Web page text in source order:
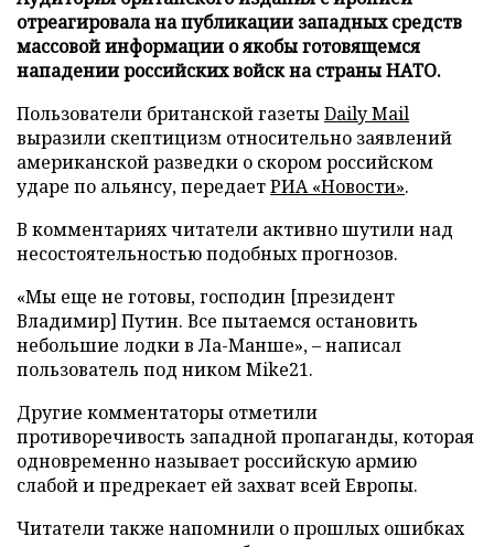
отреагировала на публикации западных средств
массовой информации о якобы готовящемся
нападении российских войск на страны НАТО.
Пользователи британской газетыDaily Mail
выразили скептицизм относительно заявлений
американской разведки о скором российском
ударе по альянсу, передаетРИА «Новости».
В комментариях читатели активно шутили над
несостоятельностью подобных прогнозов.
«Мы еще не готовы, господин [президент
Владимир] Путин. Все пытаемся остановить
небольшие лодки в Ла-Манше», – написал
пользователь под ником Mike21.
Другие комментаторы отметили
противоречивость западной пропаганды, которая
одновременно называет российскую армию
слабой и предрекает ей захват всей Европы.
Читатели также напомнили о прошлых ошибках